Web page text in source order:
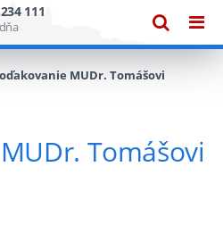
111
MUDr. Tomášovi
Tomášovi